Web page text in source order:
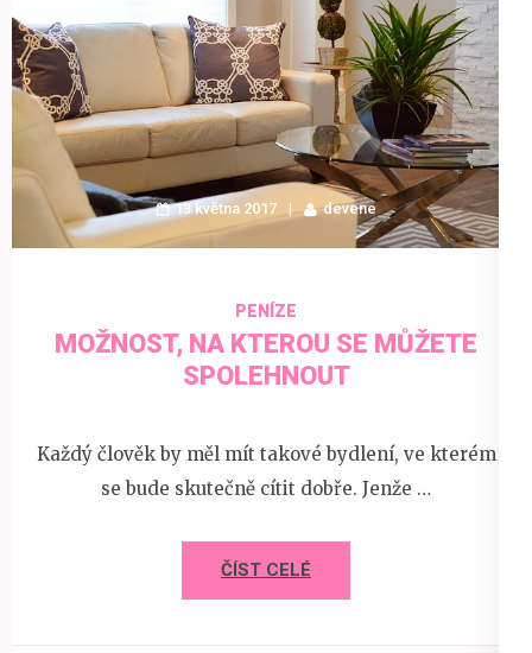
13 května 2017 devene
PENÍZE
MOŽNOST, NA KTEROU SE MŮŽETE
SPOLEHNOUT
Každý člověk by měl mít takové bydlení, ve kterém
se bude skutečně cítit dobře. Jenže …
ČÍST CELÉ